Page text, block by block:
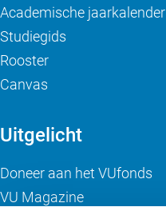
Academische jaarkalender
Studiegids
Rooster
Canvas
Uitgelicht
Doneer aan het VUfonds
VU Magazine